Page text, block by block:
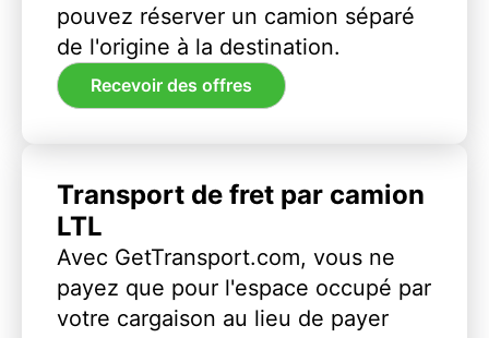
pouvez réserver un camion séparé
de l'origine à la destination.
Recevoir des offres
Transport de fret par camion
LTL
Avec GetTransport.com, vous ne
payez que pour l'espace occupé par
votre cargaison au lieu de payer